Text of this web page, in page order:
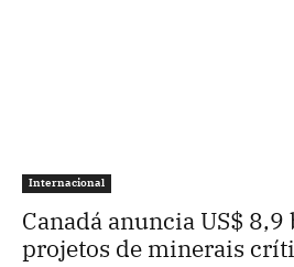
Internacional
Canadá anuncia US$
projetos de minerais